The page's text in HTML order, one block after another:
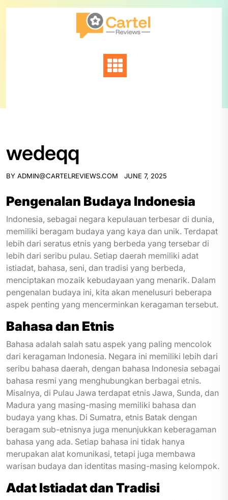
Skip
wedeqq
BY ADMIN@CARTELREVIEWS.COM JUNE 7, 2025
Pengenalan Budaya Indonesia
Indonesia, sebagai negara kepulauan terbesar di dunia,
memiliki beragam budaya yang kaya dan unik. Terdapat
lebih dari seratus etnis yang berbeda yang tersebar di
lebih dari seribu pulau. Setiap daerah memiliki adat
istiadat, bahasa, seni, dan tradisi yang berbeda,
menciptakan mozaik kebudayaan yang menarik. Dalam
pengenalan budaya ini, kita akan menelusuri beberapa
aspek penting yang mencerminkan keragaman tersebut.
Bahasa dan Etnis
Bahasa adalah salah satu aspek yang paling mencolok
dari keragaman Indonesia. Negara ini memiliki lebih dari
seribu bahasa daerah, dengan bahasa Indonesia sebagai
bahasa resmi yang menghubungkan berbagai etnis.
Misalnya, di Pulau Jawa terdapat etnis Jawa, Sunda, dan
Madura yang masing-masing memiliki bahasa dan
budaya yang khas. Di Sumatra, etnis Batak dengan
beragam sub-etnisnya juga menunjukkan keberagaman
bahasa yang ada. Setiap bahasa ini tidak hanya
merupakan alat komunikasi, tetapi juga membawa
warisan budaya dan identitas masing-masing kelompok.
Adat Istiadat dan Tradisi